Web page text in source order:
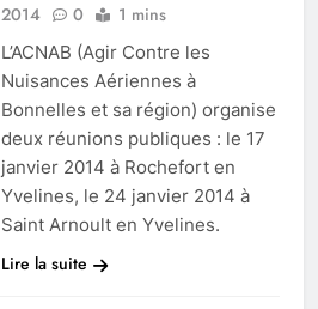
2014
0 1 mins
L’ACNAB (Agir Contre les
Nuisances Aériennes à
Bonnelles et sa région) organise
deux réunions publiques : le 17
janvier 2014 à Rochefort en
Yvelines, le 24 janvier 2014 à
Saint Arnoult en Yvelines.
Lire la suite